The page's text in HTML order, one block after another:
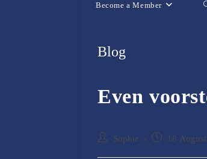
Become a Member
Blog
Even
Post
Sophie
Post
18